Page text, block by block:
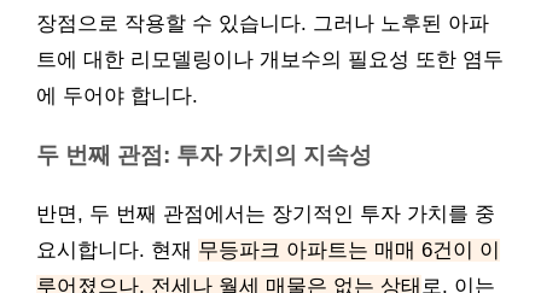
장점으로 작용할 수 있습니다. 그러나 노후된 아파
트에 대한 리모델링이나 개보수의 필요성 또한 염두
에 두어야 합니다.
두 번째 관점: 투자 가치의 지속성
반면, 두 번째 관점에서는 장기적인 투자 가치를 중
요시합니다. 현재 무등파크 아파트는 매매 6건이 이
루어졌으나, 전세나 월세 매물은 없는 상태로, 이는